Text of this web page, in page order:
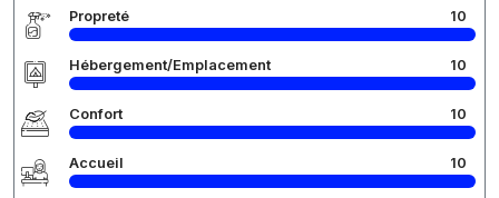
Propreté 10
Hébergement/Emplacement 10
Confort 10
Accueil 10